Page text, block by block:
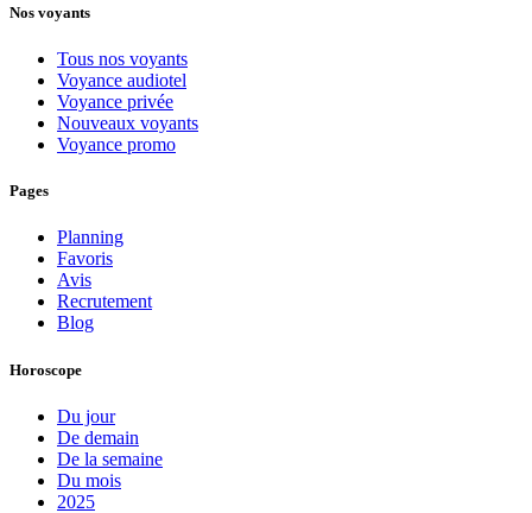
Nos voyants
Tous nos voyants
Voyance audiotel
Voyance privée
Nouveaux voyants
Voyance promo
Pages
Planning
Favoris
Avis
Recrutement
Blog
Horoscope
Du jour
De demain
De la semaine
Du mois
2025